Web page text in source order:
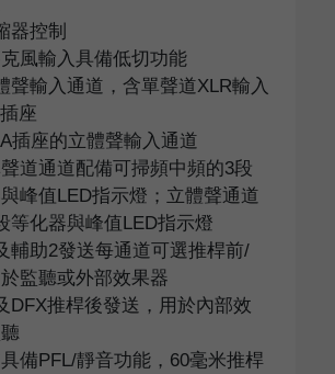
器控制
風輸入具備低切功能
聲輸入通道，含單聲道XLR輸入
座
插座的立體聲輸入通道
道通道配備可掃頻中頻的3段
峰值LED指示燈；立體聲通道
等化器與峰值LED指示燈
輔助2發送每通道可選推桿前/
監聽或外部效果器
DFX推桿後發送，用於內部效
備PFL/靜音功能，60毫米推桿